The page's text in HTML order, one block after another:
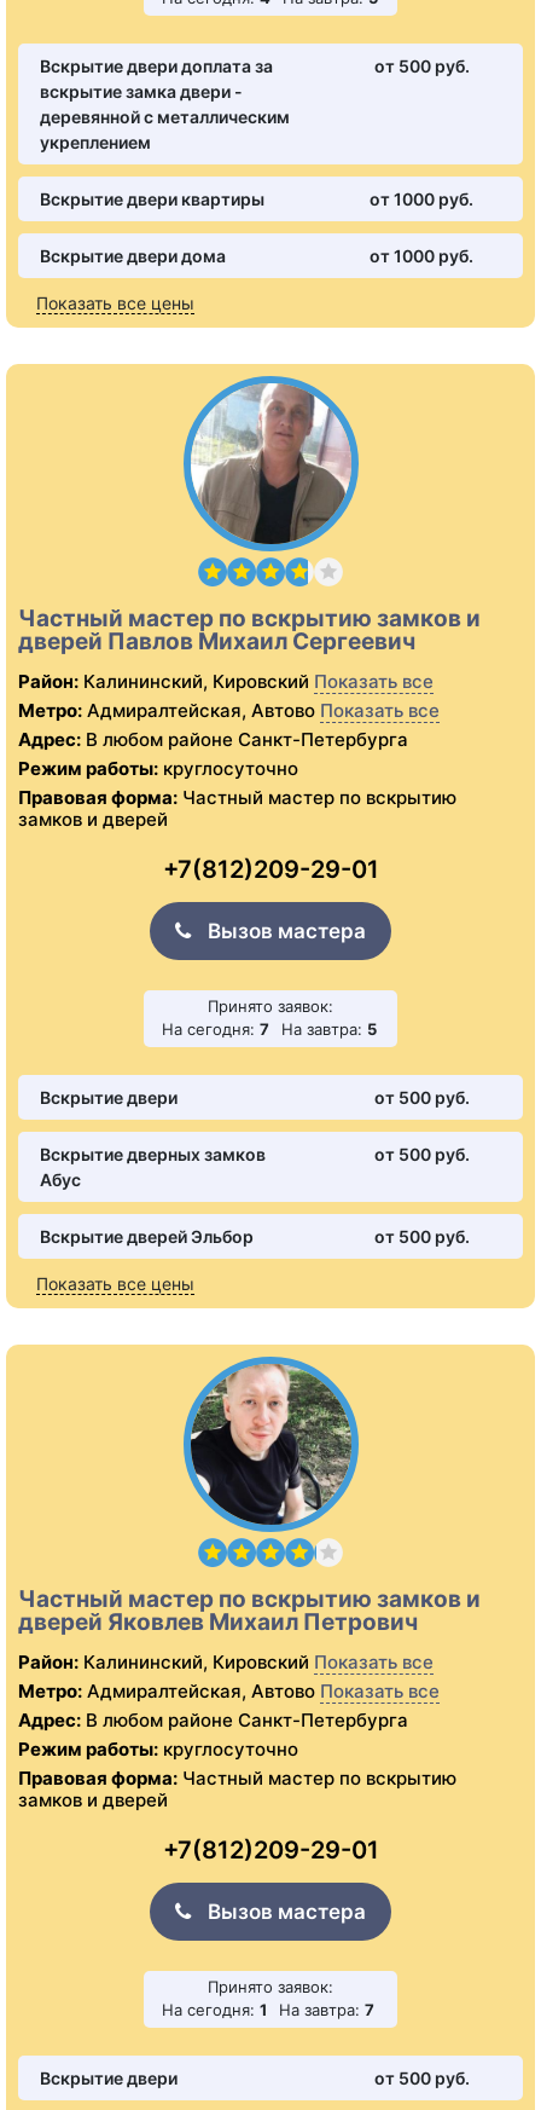
Вскрытие двери доплата за
вскрытие замка двери -
деревянной с металлическим
укреплением
от 500 pуб.
Вскрытие двери квартиры от 1000 pуб.
Вскрытие двери дома от 1000 pуб.
Показать все цены
Частный мастер по вскрытию замков и
дверей Павлов Михаил Сергеевич
Район: Калининский, Кировский Показать все
Метро: Адмиралтейская, Автово Показать все
Адрес: В любом районе Санкт-Петербурга
Режим работы: круглосуточно
Правовая форма: Частный мастер по вскрытию
замков и дверей
+7(812)209-29-01
Вызов мастера
Принято заявок:
На сегодня: 7 На завтра: 5
Вскрытие двери от 500 pуб.
Вскрытие дверных замков
Абус
от 500 pуб.
Вскрытие дверей Эльбор от 500 pуб.
Показать все цены
Частный мастер по вскрытию замков и
дверей Яковлев Михаил Петрович
Район: Калининский, Кировский Показать все
Метро: Адмиралтейская, Автово Показать все
Адрес: В любом районе Санкт-Петербурга
Режим работы: круглосуточно
Правовая форма: Частный мастер по вскрытию
замков и дверей
+7(812)209-29-01
Вызов мастера
Принято заявок:
На сегодня: 1 На завтра: 7
Вскрытие двери от 500 pуб.